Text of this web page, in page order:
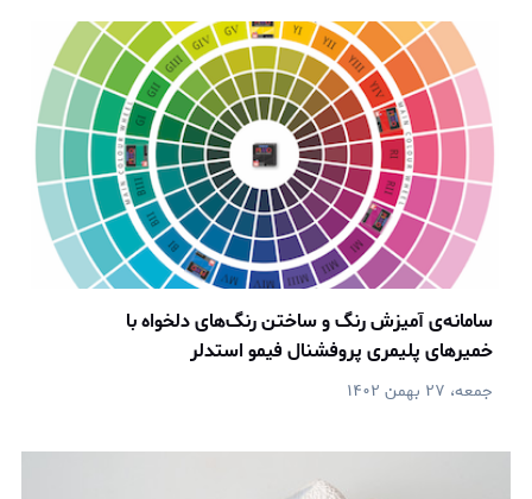
سامانه‌ی آمیزش رنگ و ساختن رنگ‌های دلخواه با
خمیرهای پلیمری پروفشنال فیمو استدلر
جمعه، ۲۷ بهمن ۱۴۰۲